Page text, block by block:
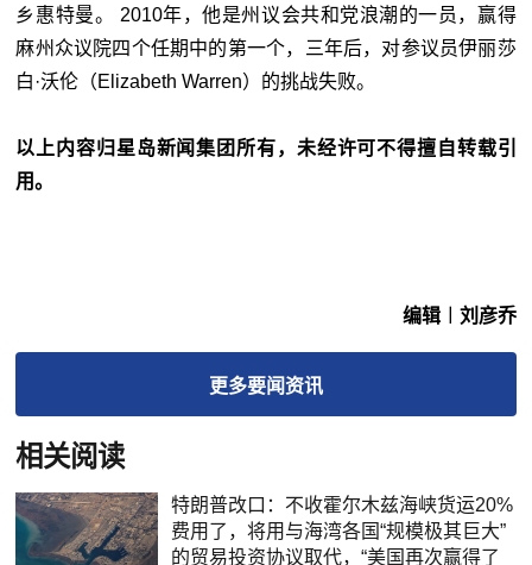
乡惠特曼。 2010年，他是州议会共和党浪潮的一员，赢得
麻州众议院四个任期中的第一个，三年后，对参议员伊丽莎
白·沃伦（Elizabeth Warren）的挑战失败。
以上内容归星岛新闻集团所有，未经许可不得擅自转载引
用。
编辑︱刘彦乔
更多要闻资讯
相关阅读
特朗普改口：不收霍尔木兹海峡货运20%
费用了，将用与海湾各国“规模极其巨大”
的贸易投资协议取代，“美国再次赢得了